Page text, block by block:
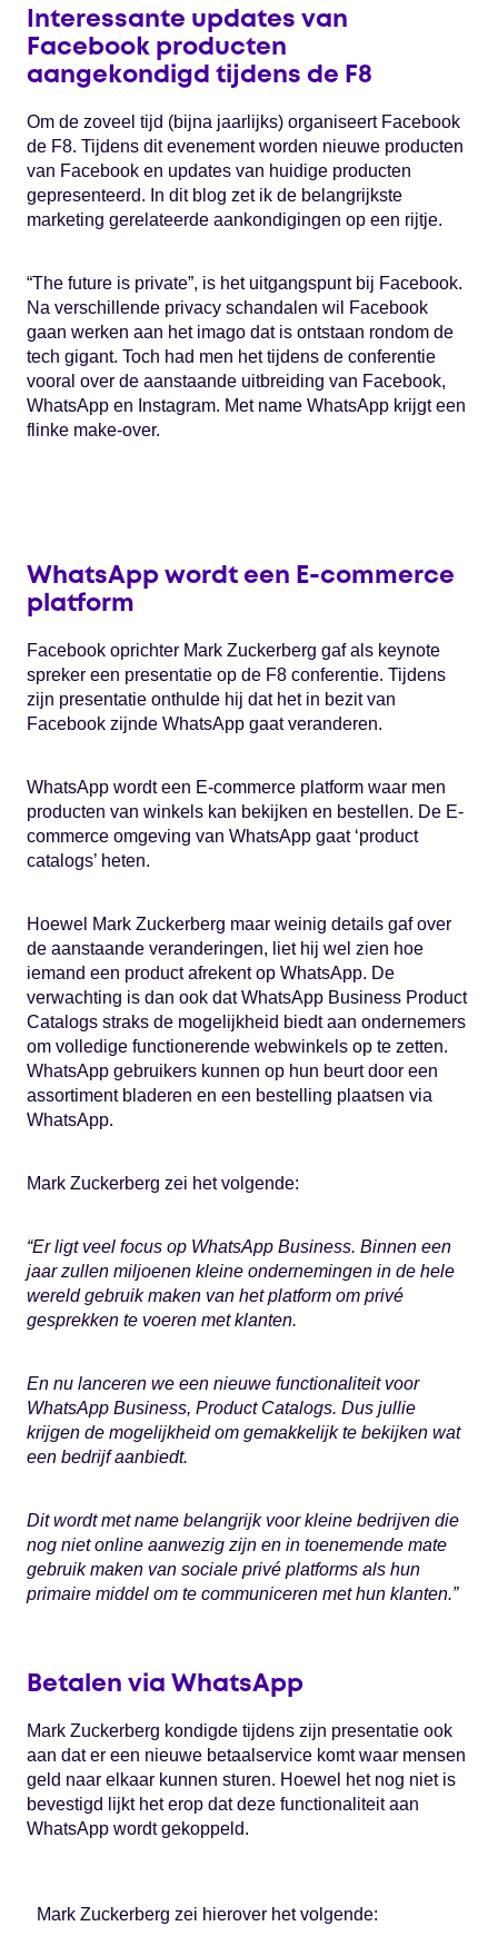
Interessante updates van
Facebook producten
aangekondigd tijdens de F8
Om de zoveel tijd (bijna jaarlijks) organiseert Facebook
de F8. Tijdens dit evenement worden nieuwe producten
van Facebook en updates van huidige producten
gepresenteerd. In dit blog zet ik de belangrijkste
marketing gerelateerde aankondigingen op een rijtje.
“The future is private”, is het uitgangspunt bij Facebook.
Na verschillende privacy schandalen wil Facebook
gaan werken aan het imago dat is ontstaan rondom de
tech gigant. Toch had men het tijdens de conferentie
vooral over de aanstaande uitbreiding van Facebook,
WhatsApp en Instagram. Met name WhatsApp krijgt een
flinke make-over.
WhatsApp wordt een E-commerce
platform
Facebook oprichter Mark Zuckerberg gaf als keynote
spreker een presentatie op de F8 conferentie. Tijdens
zijn presentatie onthulde hij dat het in bezit van
Facebook zijnde WhatsApp gaat veranderen.
WhatsApp wordt een E-commerce platform waar men
producten van winkels kan bekijken en bestellen. De E-
commerce omgeving van WhatsApp gaat ‘product
catalogs’ heten.
Hoewel Mark Zuckerberg maar weinig details gaf over
de aanstaande veranderingen, liet hij wel zien hoe
iemand een product afrekent op WhatsApp. De
verwachting is dan ook dat WhatsApp Business Product
Catalogs straks de mogelijkheid biedt aan ondernemers
om volledige functionerende webwinkels op te zetten.
WhatsApp gebruikers kunnen op hun beurt door een
assortiment bladeren en een bestelling plaatsen via
WhatsApp.
Mark Zuckerberg zei het volgende:
“Er ligt veel focus op WhatsApp Business. Binnen een
jaar zullen miljoenen kleine ondernemingen in de hele
wereld gebruik maken van het platform om privé
gesprekken te voeren met klanten.
En nu lanceren we een nieuwe functionaliteit voor
WhatsApp Business, Product Catalogs. Dus jullie
krijgen de mogelijkheid om gemakkelijk te bekijken wat
een bedrijf aanbiedt.
Dit wordt met name belangrijk voor kleine bedrijven die
nog niet online aanwezig zijn en in toenemende mate
gebruik maken van sociale privé platforms als hun
primaire middel om te communiceren met hun klanten.”
Betalen via WhatsApp
Mark Zuckerberg kondigde tijdens zijn presentatie ook
aan dat er een nieuwe betaalservice komt waar mensen
geld naar elkaar kunnen sturen. Hoewel het nog niet is
bevestigd lijkt het erop dat deze functionaliteit aan
WhatsApp wordt gekoppeld.
Mark Zuckerberg zei hierover het volgende: